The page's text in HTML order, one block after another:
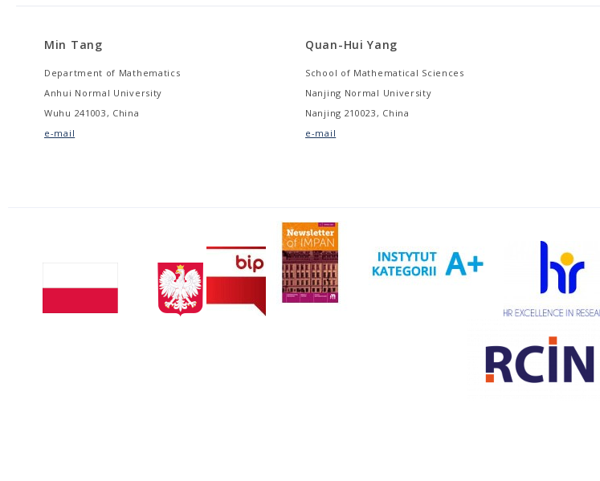
Min Tang
Department of Mathematics
Anhui Normal University
Wuhu 241003, China
e-mail
Quan-Hui Yang
School of Mathematical Sciences
Nanjing Normal University
Nanjing 210023, China
e-mail